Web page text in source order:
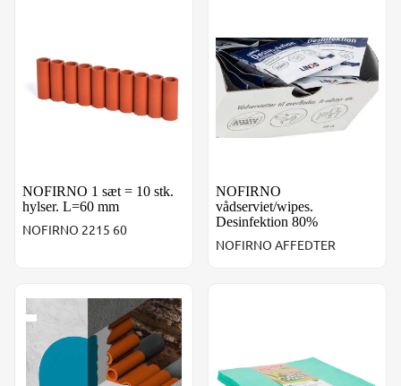
NOFIRNO 1 sæt = 10 stk.
hylser. L=60 mm
NOFIRNO 2215 60
NOFIRNO
vådserviet/wipes.
Desinfektion 80%
NOFIRNO AFFEDTER
AQUASTOP til NOFIRNO systemet. Midlertidig tætning